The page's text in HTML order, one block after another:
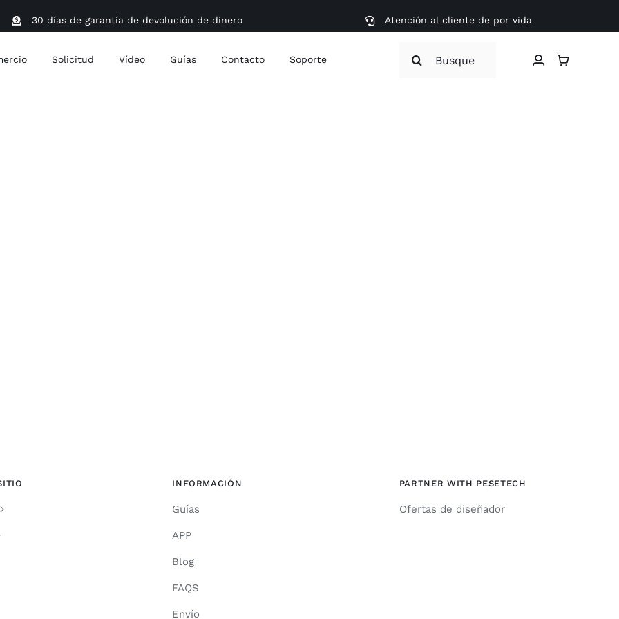
30 días de garantía de devolución de dinero Atención al cliente de por vida
Solicitud Vídeo Guías Contacto Soporte
INFORMACIÓN
Guías
APP
Blog
FAQS
Envío
PARTNER WITH PESETECH
Ofertas de diseñador